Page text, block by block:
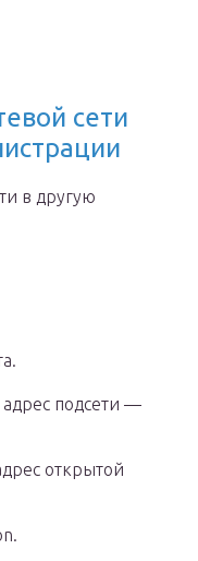
сети
в другую
подсети —
открытой